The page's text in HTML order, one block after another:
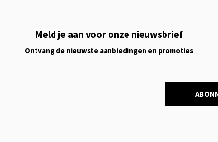
Meld je aan voor onze nieuwsbrief
Ontvang de nieuwste aanbiedingen en promoties